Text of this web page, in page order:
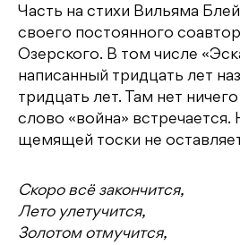
Часть на стихи Вильяма
своего постоянного
Озерского. В том числе
написанный тридцать лет
тридцать лет. Там нет
слово «война» встречается.
щемящей тоски не
Скоро всё закончится,
Лето улетучится,
Золотом отмучится,